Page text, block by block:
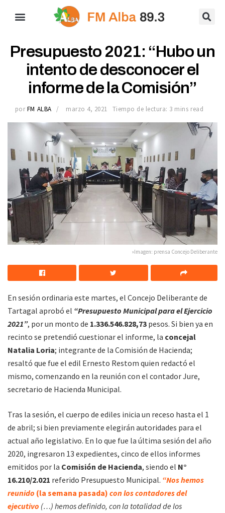
Presupuesto 2021: “Hubo un
intento de desconocer el
informe de la Comisión”
por FM ALBA marzo 4, 2021 Tiempo de lectura: 3 mins read
»Imagen: prensa Concejo Deliberante
En sesión ordinaria este martes, el Concejo Deliberante de
Tartagal aprobó el “Presupuesto Municipal para el Ejercicio
2021”, por un monto de 1.336.546.828,73 pesos. Si bien ya en
recinto se pretendió cuestionar el informe, la concejal
Natalia Loria; integrante de la Comisión de Hacienda;
resaltó que fue el edil Ernesto Restom quien redactó el
mismo, comenzando en la reunión con el contador Jure,
secretario de Hacienda Municipal.
Tras la sesión, el cuerpo de ediles inicia un receso hasta el 1
de abril; si bien previamente elegirán autoridades para el
actual año legislativo. En lo que fue la última sesión del año
2020, ingresaron 13 expedientes, cinco de ellos informes
emitidos por la Comisión de Hacienda, siendo el N°
16.210/2.021 referido Presupuesto Municipal. “Nos hemos
reunido (la semana pasada) con los contadores del
ejecutivo (…) hemos definido, con la totalidad de los